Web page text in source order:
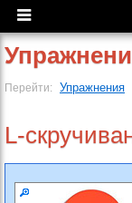
Перейти: Упражнения
L-